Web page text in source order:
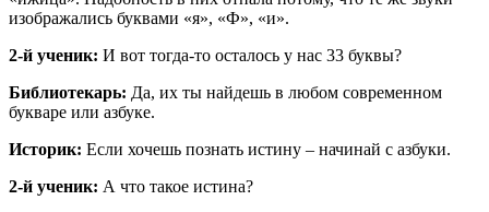
изображались буквами «я», «Ф», «и».
2-й ученик: И вот тогда-то осталось у нас 33 буквы?
Библиотекарь: Да, их ты найдешь в любом современном
букваре или азбуке.
Историк: Если хочешь познать истину – начинай с азбуки.
2-й ученик: А что такое истина?